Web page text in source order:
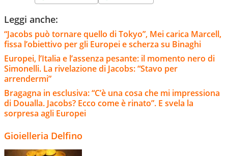
Leggi anche:
“Jacobs può tornare quello di Tokyo”, Mei carica Marcell,
fissa l’obiettivo per gli Europei e scherza su Binaghi
Europei, l’Italia e l’assenza pesante: il momento nero di
Simonelli. La rivelazione di Jacobs: “Stavo per
arrendermi”
Bragagna in esclusiva: “C’è una cosa che mi impressiona
di Doualla. Jacobs? Ecco come è rinato”. E svela la
sorpresa agli Europei
Gioielleria Delfino